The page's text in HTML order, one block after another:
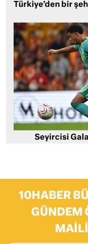
Türkiye’den bir
Seyircisi
10HABER
GÜNDEM